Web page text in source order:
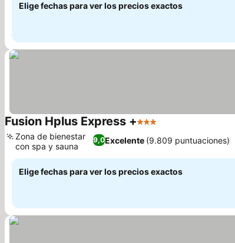
Elige fechas para ver los precios exactos
Fusion Hplus Express +3 Estrellas
9,0Excelente (9.809 puntuaciones)
Zona de bienestar
con spa y sauna
Elige fechas para ver los precios exactos